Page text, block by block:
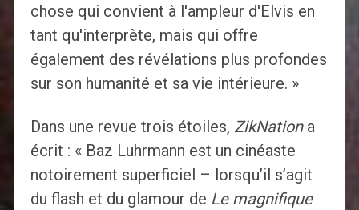
chose qui convient à l'ampleur d'Elvis en
tant qu'interprète, mais qui offre
également des révélations plus profondes
sur son humanité et sa vie intérieure. »
Dans une revue trois étoiles, ZikNation a
écrit : « Baz Luhrmann est un cinéaste
notoirement superficiel – lorsqu’il s’agit
du flash et du glamour de Le magnifique